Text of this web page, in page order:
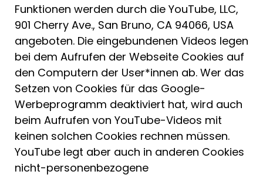
Funktionen werden durch die YouTube, LLC,
901 Cherry Ave., San Bruno, CA 94066, USA
angeboten. Die eingebundenen Videos legen
bei dem Aufrufen der Webseite Cookies auf
den Computern der User*innen ab. Wer das
Setzen von Cookies für das Google-
Werbeprogramm deaktiviert hat, wird auch
beim Aufrufen von YouTube-Videos mit
keinen solchen Cookies rechnen müssen.
YouTube legt aber auch in anderen Cookies
nicht-personenbezogene